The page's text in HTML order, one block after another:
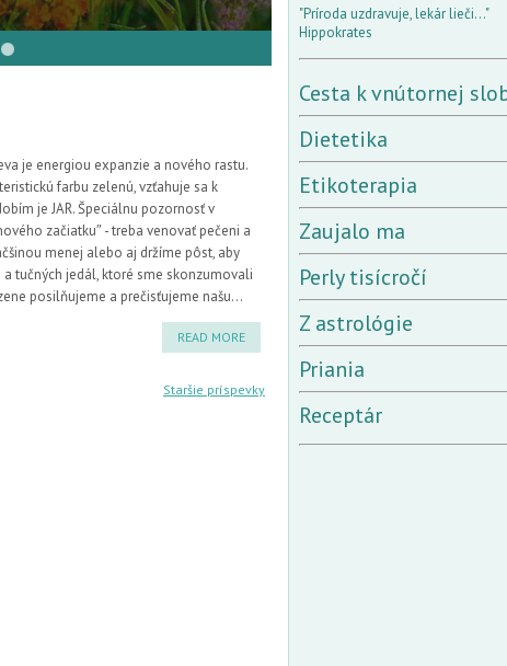
je energiou expanzie a nového rastu.
farbu zelenú, vzťahuje sa k
je JAR. Špeciálnu pozornosť v
začiatku″ - treba venovať pečeni a
menej alebo aj držíme pôst, aby
tučných jedál, ktoré sme skonzumovali
posilňujeme a prečisťujeme našu...
READ MORE
Staršie príspevky
"Príroda uzdravuje, lekár lieči..."
Hippokrates
Cesta k vnútornej
Dietetika
Etikoterapia
Zaujalo ma
Perly tisícročí
Z astrológie
Priania
Receptár